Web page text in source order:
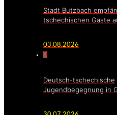
Stadt Butzbach
tschechischen Gäste
03.08.2026
0
Deutsch-tschechische
Jugendbegegnung in